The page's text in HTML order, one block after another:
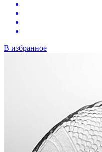
В избранное